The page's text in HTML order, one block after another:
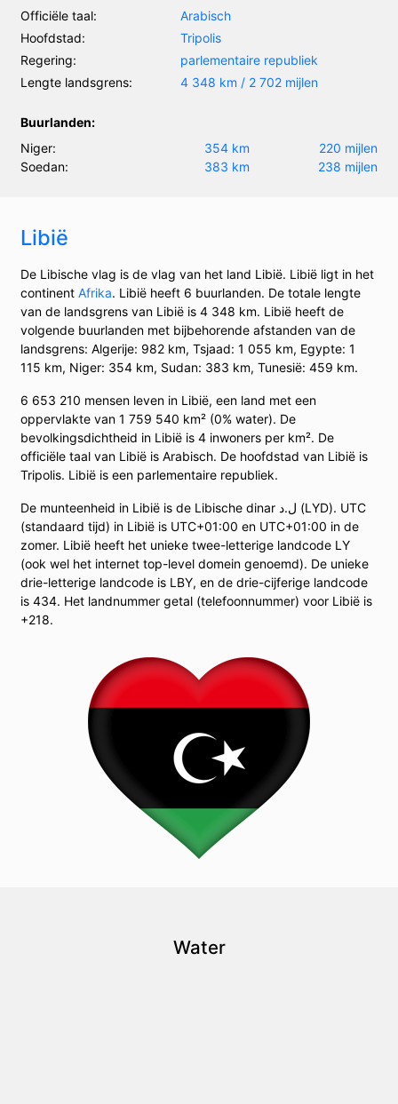
Officiële taal:
Arabisch
Hoofdstad:
Tripolis
Regering:
parlementaire republiek
Lengte landsgrens:
4 348 km / 2 702 mijlen
Buurlanden:
Niger:
354 km
220 mijlen
Soedan:
383 km 238 mijlen
Libië
De Libische vlag is de vlag van het land Libië. Libië ligt in het
continent Afrika. Libië heeft 6 buurlanden. De totale lengte
van de landsgrens van Libië is 4 348 km. Libië heeft de
volgende buurlanden met bijbehorende afstanden van de
landsgrens: Algerije: 982 km, Tsjaad: 1 055 km, Egypte: 1
115 km, Niger: 354 km, Sudan: 383 km, Tunesië: 459 km.
6 653 210 mensen leven in Libië, een land met een
oppervlakte van 1 759 540 km² (0% water). De
bevolkingsdichtheid in Libië is 4 inwoners per km². De
officiële taal van Libië is Arabisch. De hoofdstad van Libië is
Tripolis. Libië is een parlementaire republiek.
De munteenheid in Libië is de Libische dinar ل.د (LYD). UTC
(standaard tijd) in Libië is UTC+01:00 en UTC+01:00 in de
zomer. Libië heeft het unieke twee-letterige landcode LY
(ook wel het internet top-level domein genoemd). De unieke
drie-letterige landcode is LBY, en de drie-cijferige landcode
is 434. Het landnummer getal (telefoonnummer) voor Libië is
+218.
Water